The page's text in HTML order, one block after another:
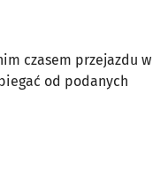
czasem przejazdu w
od podanych